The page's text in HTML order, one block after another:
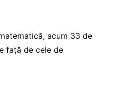
acum 33 de
față de cele de